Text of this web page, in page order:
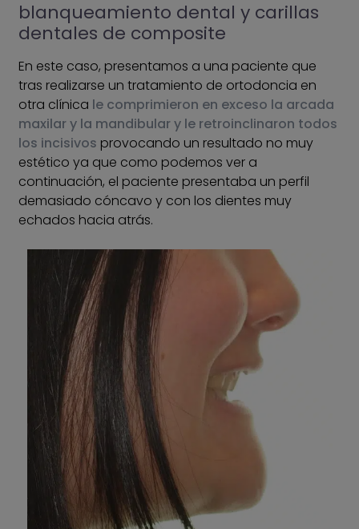
blanqueamiento dental y carillas
dentales de composite
En este caso, presentamos a una paciente que
tras realizarse un tratamiento de ortodoncia en
otra clínica le comprimieron en exceso la arcada
maxilar y la mandibular y le retroinclinaron todos
los incisivos provocando un resultado no muy
estético ya que como podemos ver a
continuación, el paciente presentaba un perfil
demasiado cóncavo y con los dientes muy
echados hacia atrás.